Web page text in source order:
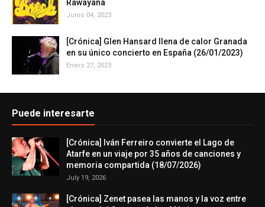
Rawayana
Junio 04, 2023
[Crónica] Glen Hansard llena de calor Granada
en su único concierto en España (26/01/2023)
Enero 27, 2023
Puede interesarte
[Crónica] Iván Ferreiro convierte el Lago de
Atarfe en un viaje por 35 años de canciones y
memoria compartida (18/07/2026)
July 19, 2026
[Crónica] Zenet pasea las manos y la voz entre